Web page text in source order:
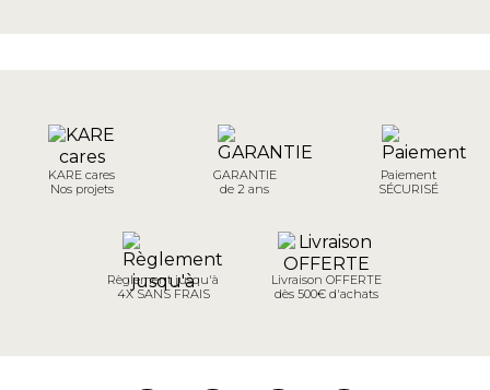
KARE cares
Nos projets
GARANTIE
de 2 ans
Paiement
SÉCURISÉ
Règlement jusqu'à
4X SANS FRAIS
Livraison OFFERTE
dès 500€ d'achats